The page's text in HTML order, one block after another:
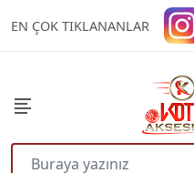
EN ÇOK TIKLANANLAR